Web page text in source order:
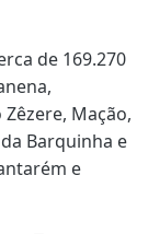
de 169.270
Mação,
Barquinha e
e